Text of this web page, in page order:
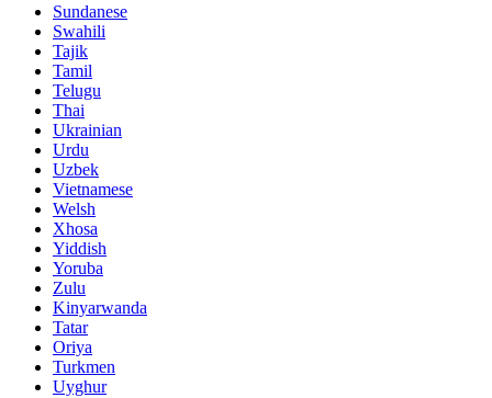
Sundanese
Swahili
Tajik
Tamil
Telugu
Thai
Ukrainian
Urdu
Uzbek
Vietnamese
Welsh
Xhosa
Yiddish
Yoruba
Zulu
Kinyarwanda
Tatar
Oriya
Turkmen
Uyghur